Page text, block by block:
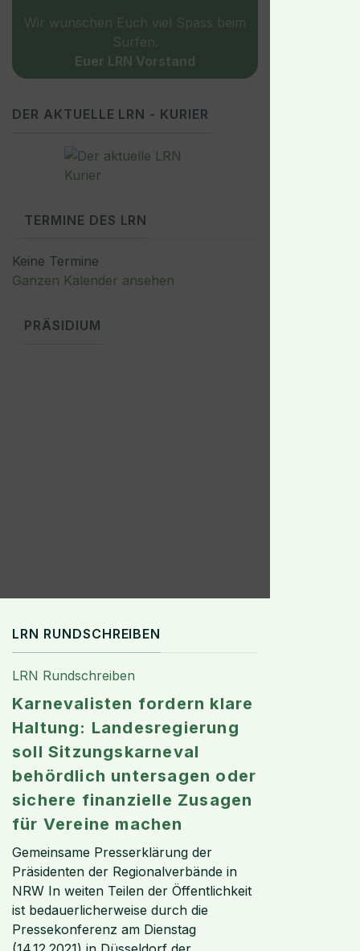
Wir wünschen Euch viel Spass beim
Surfen.
Euer LRN Vorstand
DER AKTUELLE LRN - KURIER
TERMINE DES LRN
Keine Termine
Ganzen Kalender ansehen
PRÄSIDIUM
LRN RUNDSCHREIBEN
LRN Rundschreiben
Karnevalisten fordern klare
Haltung: Landesregierung
soll Sitzungskarneval
behördlich untersagen oder
sichere finanzielle Zusagen
für Vereine machen
Gemeinsame Presserklärung der
Präsidenten der Regionalverbände in
NRW In weiten Teilen der Öffentlichkeit
ist bedauerlicherweise durch die
Pressekonferenz am Dienstag